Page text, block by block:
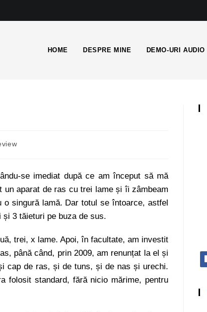
HOME DESPRE MINE DEMO-URI AUDIO
se imediat după ce am început să mă
un aparat de ras cu trei lame și îi zâmbeam
singură lamă. Dar totul se întoarce, astfel
3 tăieturi pe buza de sus.
trei, x lame. Apoi, în facultate, am investit
până când, prin 2009, am renunțat la el și
cap de ras, și de tuns, și de nas și urechi.
folosit standard, fără nicio mărime, pentru